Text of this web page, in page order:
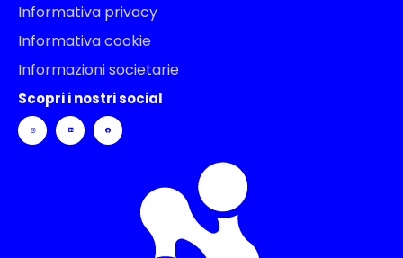
Informativa privacy
Informativa cookie
Informazioni societarie
Scopri i nostri social